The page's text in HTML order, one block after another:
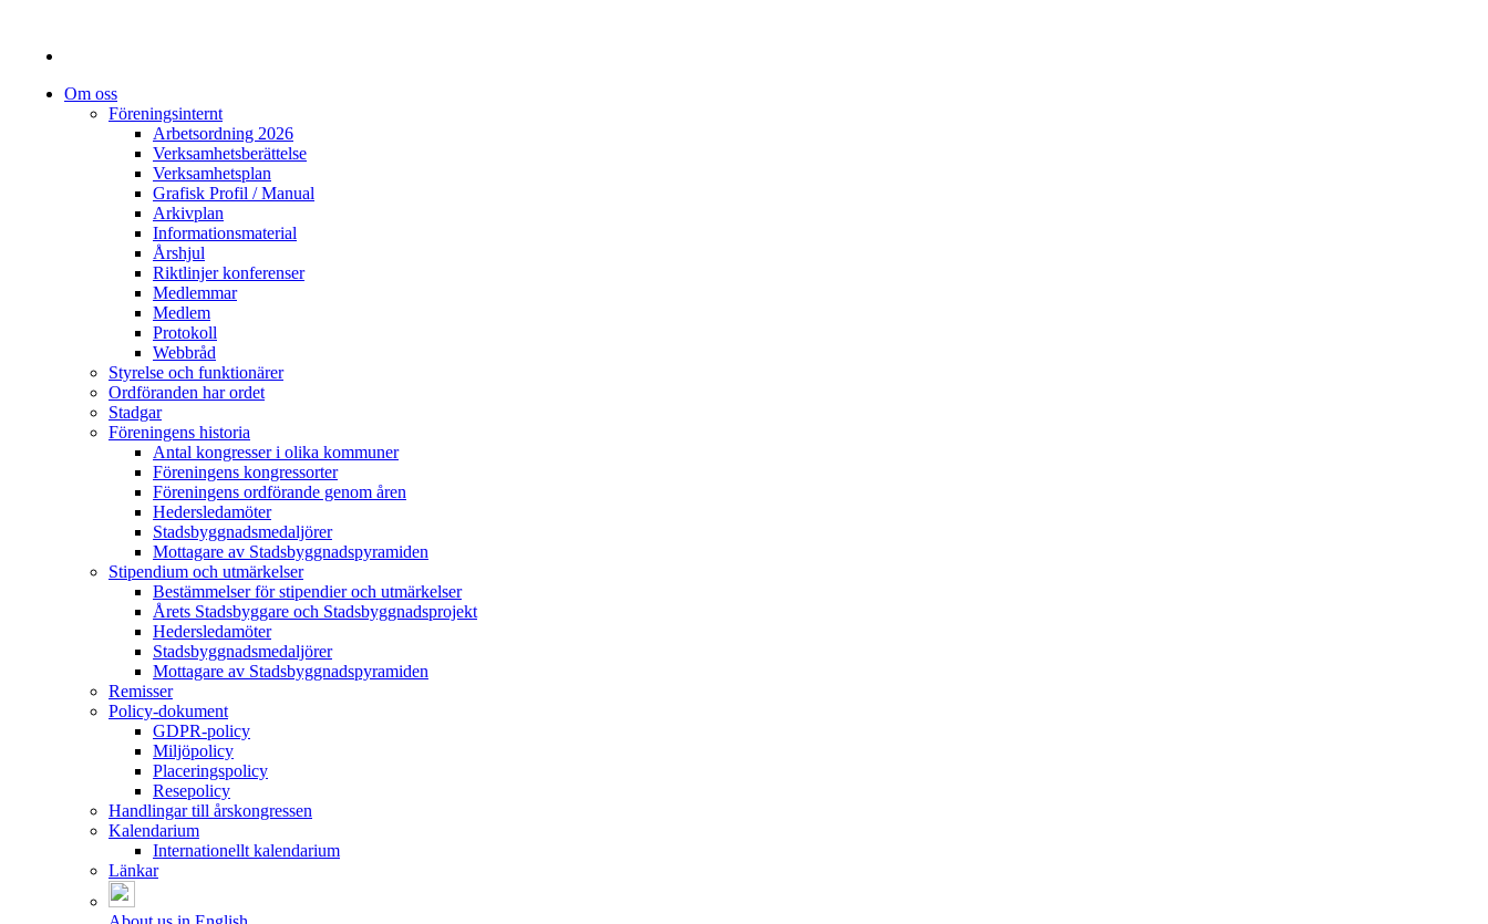
Om oss
Föreningsinternt
Arbetsordning 2026
Verksamhetsberättelse
Verksamhetsplan
Grafisk Profil / Manual
Arkivplan
Informationsmaterial
Årshjul
Riktlinjer konferenser
Medlemmar
Medlem
Protokoll
Webbråd
Styrelse och funktionärer
Ordföranden har ordet
Stadgar
Föreningens historia
Antal kongresser i olika kommuner
Föreningens kongressorter
Föreningens ordförande genom åren
Hedersledamöter
Stadsbyggnadsmedaljörer
Mottagare av Stadsbyggnadspyramiden
Stipendium och utmärkelser
Bestämmelser för stipendier och utmärkelser
Årets Stadsbyggare och Stadsbyggnadsprojekt
Hedersledamöter
Stadsbyggnadsmedaljörer
Mottagare av Stadsbyggnadspyramiden
Remisser
Policy-dokument
GDPR-policy
Miljöpolicy
Placeringspolicy
Resepolicy
Handlingar till årskongressen
Kalendarium
Internationellt kalendarium
Länkar